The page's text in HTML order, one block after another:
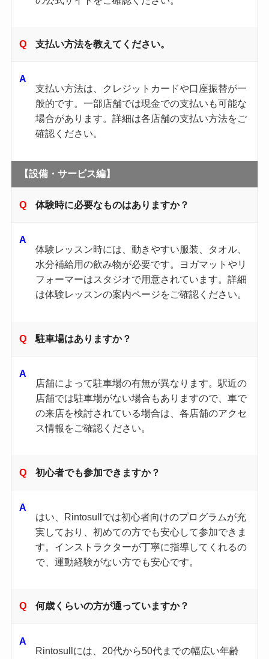
支払い方法を教えてください。
支払い方法は、クレジットカードや口座振替が一
般的です。​一部店舗では現金での支払いも可能な
場合があります。​詳細は各店舗の支払い方法をご
確認ください。​
【設備・サービス編】
体験時に必要なものはありますか？
体験レッスン時には、動きやすい服装、タオル、
水分補給用の飲み物が必要です。​ヨガマットやリ
フォーマーはスタジオで用意されています。​詳細
は体験レッスンの案内ページをご確認ください。​
駐車場はありますか？
店舗によって駐車場の有無が異なります。​駅近の
店舗では駐車場がない場合もありますので、車で
の来店を検討されている場合は、各店舗のアクセ
ス情報をご確認ください。​
初心者でも参加できますか？
はい、Rintosullでは初心者向けのプログラムが充
実しており、初めての方でも安心して参加できま
す。​インストラクターが丁寧に指導してくれるの
で、運動経験がない方でも安心です。​
何歳くらいの方が通っていますか？
Rintosullには、20代から50代までの幅広い年齢